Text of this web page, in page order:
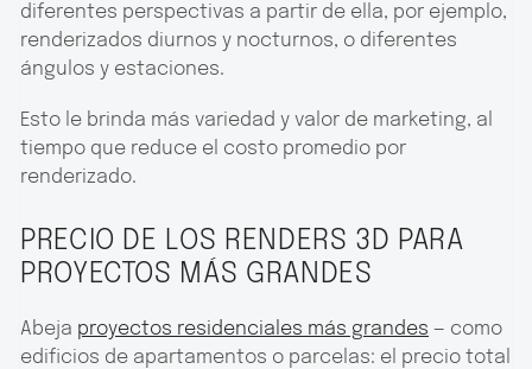
diferentes perspectivas a partir de ella, por ejemplo,
renderizados diurnos y nocturnos, o diferentes
ángulos y estaciones.
Esto le brinda más variedad y valor de marketing, al
tiempo que reduce el costo promedio por
renderizado.
PRECIO DE LOS RENDERS 3D PARA
PROYECTOS MÁS GRANDES
Abeja proyectos residenciales más grandes — como
edificios de apartamentos o parcelas: el precio total